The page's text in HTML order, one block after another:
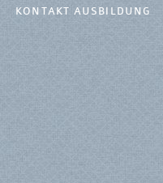
KONTAKT AUSBILDUNG